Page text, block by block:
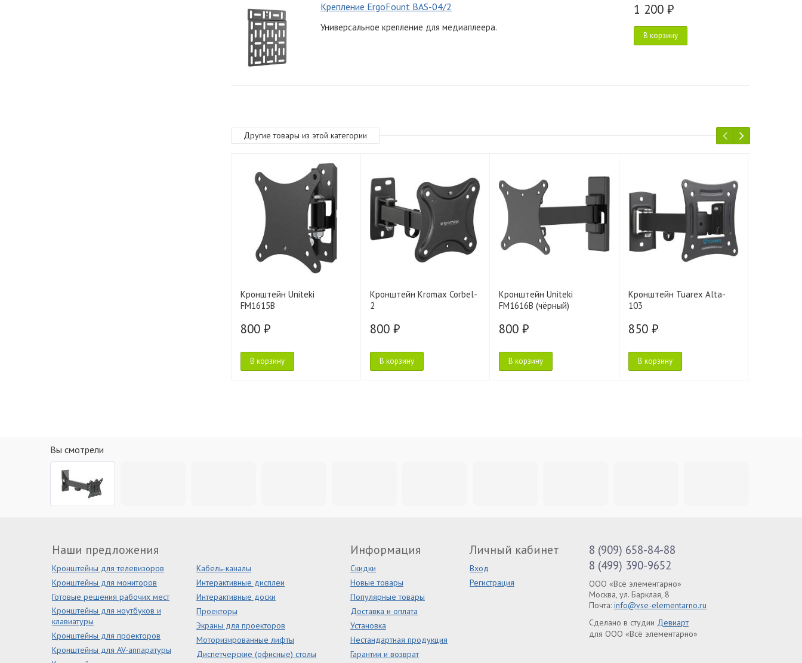
Крепление ErgoFount BAS-04/2
Универсальное крепление для медиаплеера.
1 200 ₽
В корзину
Другие товары из этой категории
Кронштейн Uniteki
FM1615B
800 ₽
В корзину
Кронштейн Kromax Corbel-
2
800 ₽
В корзину
Кронштейн Uniteki
FM1616B (чёрный)
800 ₽
В корзину
Кронштейн Tuarex Alta-
103
850 ₽
В корзину
Вы смотрели
Наши предложения
Кронштейны для телевизоров
Кронштейны для мониторов
Готовые решения рабочих мест
Кронштейны для ноутбуков и
клавиатуры
Кронштейны для проекторов
Кронштейны для AV-аппаратуры
Кабель-каналы
Интерактивные дисплеи
Интерактивные доски
Проекторы
Экраны для проекторов
Моторизированные лифты
Диспетчерские (офисные) столы
Информация
Скидки
Новые товары
Популярные товары
Доставка и оплата
Установка
Нестандартная продукция
Гарантии и возврат
Личный кабинет
Вход
Регистрация
8 (909) 658-84-88
8 (499) 390-9652
ООО «Всё элементарно»
Москва, ул. Барклая, 8
Почта: info@vse-elementarno.ru
Сделано в студии Девиарт
для ООО «Всё элементарно»